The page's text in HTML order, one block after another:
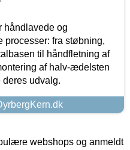
håndlavede og
processer: fra støbning,
til håndfletning af
af halv-ædelsten
deres udvalg.
webshops og anmeldt